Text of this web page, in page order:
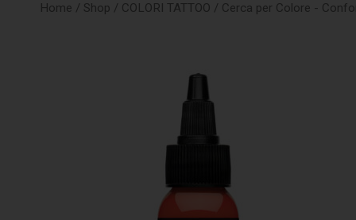
Home / Shop / COLORI TATTOO / Cerca per Colore -